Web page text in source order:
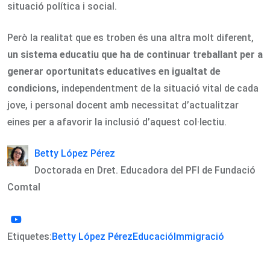
situació política i social.
Però la realitat que es troben és una altra molt diferent,
un sistema educatiu que ha de continuar treballant per a
generar oportunitats educatives en igualtat de
condicions, independentment de la situació vital de cada
jove, i personal docent amb necessitat d’actualitzar
eines per a afavorir la inclusió d’aquest col·lectiu.
Betty López Pérez
Doctorada en Dret. Educadora del PFI de Fundació
Comtal
Etiquetes:Betty López PérezEducació Immigració